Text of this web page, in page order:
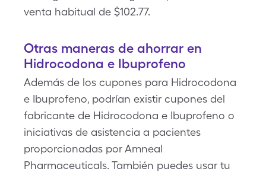
venta habitual de $102.77.
Otras maneras de ahorrar en
Hidrocodona e Ibuprofeno
Además de los cupones para Hidrocodona
e Ibuprofeno, podrían existir cupones del
fabricante de Hidrocodona e Ibuprofeno o
iniciativas de asistencia a pacientes
proporcionadas por Amneal
Pharmaceuticals. También puedes usar tu